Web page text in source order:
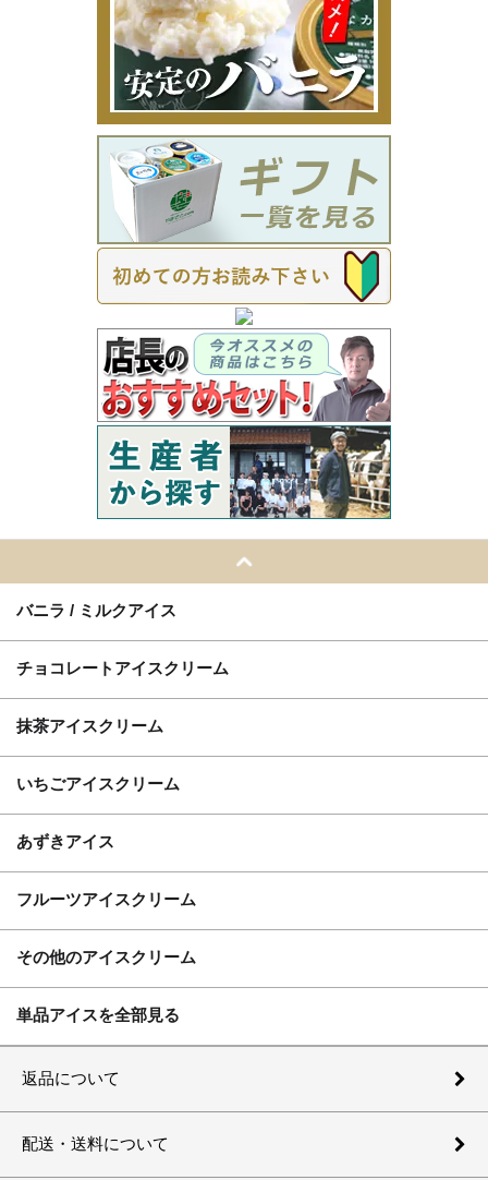
バニラ / ミルクアイス
チョコレートアイスクリーム
抹茶アイスクリーム
いちごアイスクリーム
あずきアイス
フルーツアイスクリーム
その他のアイスクリーム
単品アイスを全部見る
返品について
配送・送料について